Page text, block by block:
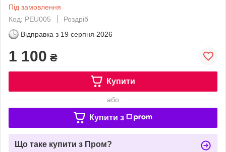
Під замовлення
Код: PEU005
Роздріб
Відправка з 19 серпня 2026
1 100 ₴
Купити
або
Купити з
Що таке купити з Пром?